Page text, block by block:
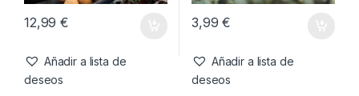
12,99€
Añadir a lista de
deseos
3,99€
Añadir a lista de
deseos